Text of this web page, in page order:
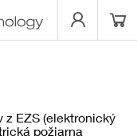
z EZS (elektronický